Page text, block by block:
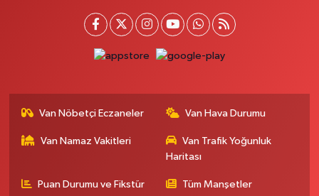
Van Nöbetçi Eczaneler Van Hava Durumu
Van Namaz Vakitleri
Van Trafik Yoğunluk
Haritası
Puan Durumu ve Fikstür Tüm Manşetler